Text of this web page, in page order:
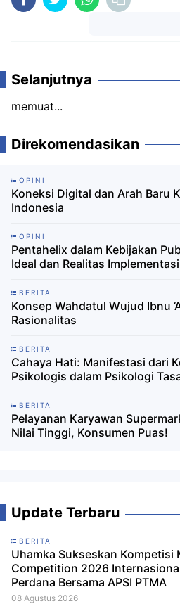
Selanjutnya
memuat...
Direkomendasikan
OPINI
Koneksi Digital dan Arah Baru
Indonesia
OPINI
Pentahelix dalam Kebijakan
Ideal dan Realitas Implementasi
BERITA
Konsep Wahdatul Wujud Ibnu
Rasionalitas
BERITA
Cahaya Hati: Manifestasi dari
Psikologis dalam Psikologi
BERITA
Pelayanan Karyawan
Nilai Tinggi, Konsumen Puas!
Update Terbaru
BERITA
Uhamka Sukseskan Kompetisi
Competition 2026
Perdana Bersama APSI PTMA
08 Agustus 2026